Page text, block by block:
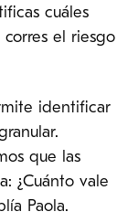
cuáles
el riesgo
identificar
que las
¿Cuánto vale
Paola.